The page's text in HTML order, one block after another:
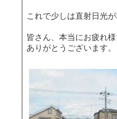
これで少しは直射日光
皆さん、本当にお疲れ
ありがとうございます。